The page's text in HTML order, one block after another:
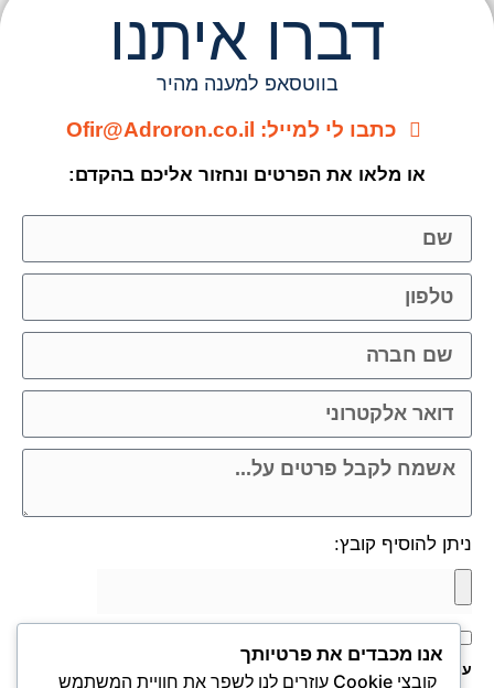
דברו איתנו
בווטסאפ למענה מהיר
כתבו לי למייל: Ofir@Adroron.co.il
או מלאו את הפרטים ונחזור אליכם בהקדם:
ניתן להוסיף קובץ:
עמי קשר באמצעות דוא"ל, טלפון או ווצאפ. העברת הפרטים היא
אנו מכבדים את פרטיותך
קובצי Cookie עוזרים לנו לשפר את חוויית המשתמש